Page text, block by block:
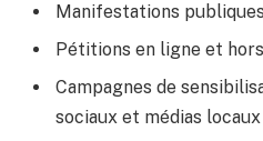
Manifestations publiques
Pétitions en ligne et
Campagnes de
sociaux et médias locaux